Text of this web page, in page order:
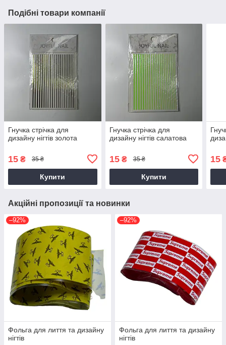
Подібні товари компанії
Гнучка стрічка для
дизайну нігтів золота
15 ₴ 35 ₴
Купити
Гнучка стрічка для
дизайну нігтів салатова
15₴ 35 ₴
Купити
15
Акційні пропозиції та новинки
–92%
Фольга для лиття та дизайну
нігтів
–92%
Фольга для лиття та дизайну
нігтів